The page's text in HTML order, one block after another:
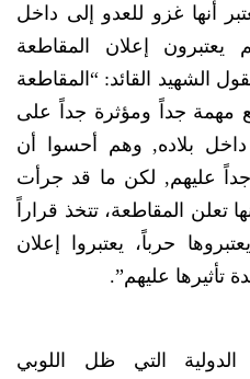
أنها غزو للعدو إلى داخل
يعتبرون إعلان المقاطعة
الشهيد القائد: “المقاطعة
مهمة جداً ومؤثرة جداً على
بلاده, وهم أحسوا أن
عليهم, لكن ما قد جرأت
تعلن المقاطعة، تتخذ قراراً
حرباً، يعتبروا إعلان
تأثيرها عليهم”.
الدولية التي ظل اللوبي